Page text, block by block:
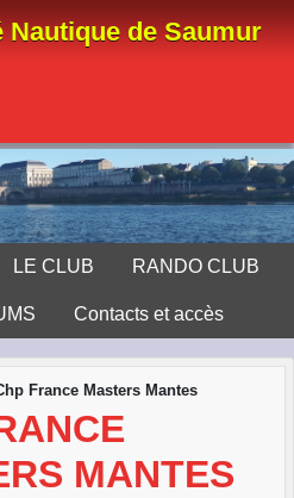
Nautique de Saumur
LE CLUB RANDO CLUB
Contacts et accès
France Masters Mantes
MANTES